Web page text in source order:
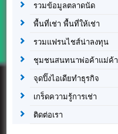
รวมข้อมูลตลาดนัด
พื้นที่เช่า พื้นที่ให้เช่า
รวมแฟรนไชส์น่าลงทุน
ชุมชนสนทนาพ่อค้าแม่ค้า
จุดปิ๊งไอเดียทำธุรกิจ
เกร็ดความรู้การเช่า
ติดต่อเรา